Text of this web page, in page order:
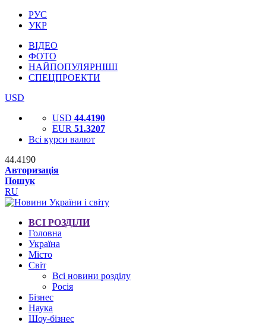
РУС
УКР
ВІДЕО
ФОТО
НАЙПОПУЛЯРНІШІ
СПЕЦПРОЕКТИ
USD
USD 44.4190
EUR 51.3207
Всі курси валют
44.4190
Авторизація
Пошук
RU
ВСІ РОЗДІЛИ
Головна
Україна
Місто
Світ
Всі новини розділу
Росія
Бізнес
Наука
Шоу-бізнес